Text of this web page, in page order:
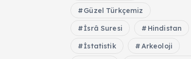
Güzel Türkçemiz
İsrâ Suresi Hindistan
İstatistik Arkeoloji